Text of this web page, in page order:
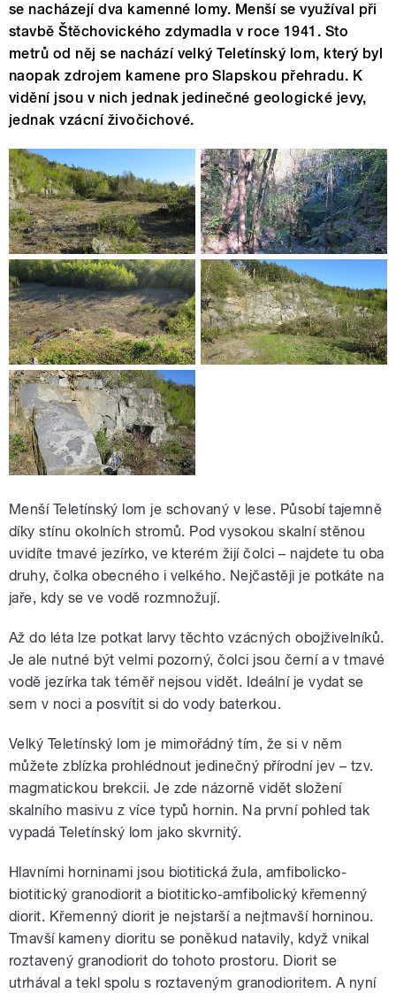
se nacházejí dva kamenné lomy. Menší se využíval při
stavbě Štěchovického zdymadla v roce 1941. Sto
metrů od něj se nachází velký Teletínský lom, který byl
naopak zdrojem kamene pro Slapskou přehradu. K
vidění jsou v nich jednak jedinečné geologické jevy,
jednak vzácní živočichové.
Menší Teletínský lom je schovaný v lese. Působí tajemně
díky stínu okolních stromů. Pod vysokou skalní stěnou
uvidíte tmavé jezírko, ve kterém žijí čolci – najdete tu oba
druhy, čolka obecného i velkého. Nejčastěji je potkáte na
jaře, kdy se ve vodě rozmnožují.
Až do léta lze potkat larvy těchto vzácných obojživelníků.
Je ale nutné být velmi pozorný, čolci jsou černí a v tmavé
vodě jezírka tak téměř nejsou vidět. Ideální je vydat se
sem v noci a posvítit si do vody baterkou.
Velký Teletínský lom je mimořádný tím, že si v něm
můžete zblízka prohlédnout jedinečný přírodní jev – tzv.
magmatickou brekcii. Je zde názorně vidět složení
skalního masivu z více typů hornin. Na první pohled tak
vypadá Teletínský lom jako skvrnitý.
Hlavními horninami jsou biotitická žula, amfibolicko-
biotitický granodiorit a biotiticko-amfibolický křemenný
diorit. Křemenný diorit je nejstarší a nejtmavší horninou.
Tmavší kameny dioritu se poněkud natavily, když vnikal
roztavený granodiorit do tohoto prostoru. Diorit se
utrhával a tekl spolu s roztaveným granodioritem. A nyní